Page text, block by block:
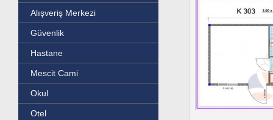
Alışveriş Merkezi
Güvenlik
Hastane
Mescit Cami
Okul
Otel